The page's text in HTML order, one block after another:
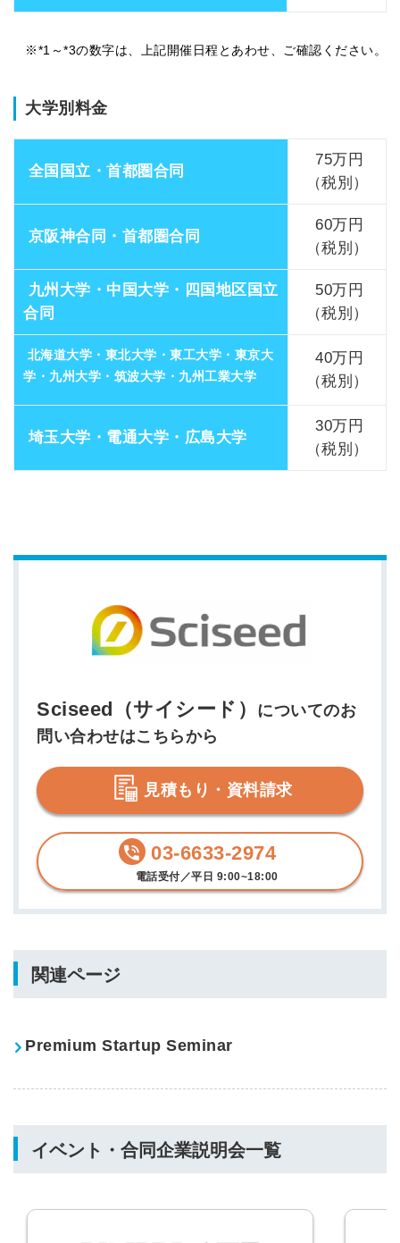
※*1～*3の数字は、上記開催日程とあわせ、ご確認ください。
大学別料金
全国国立・首都圏合同
75万円
（税別）
京阪神合同・首都圏合同
60万円
（税別）
九州大学・中国大学・四国地区国立
合同
50万円
（税別）
北海道大学・東北大学・東工大学・東京大
学・九州大学・筑波大学・九州工業大学
40万円
（税別）
埼玉大学・電通大学・広島大学
30万円
（税別）
Sciseed（サイシード）
についてのお
問い合わせはこちらから
見積もり・資料請求
03-6633-2974
電話受付／平日 9:00~18:00
関連ページ
Premium Startup Seminar
イベント・合同企業説明会一覧